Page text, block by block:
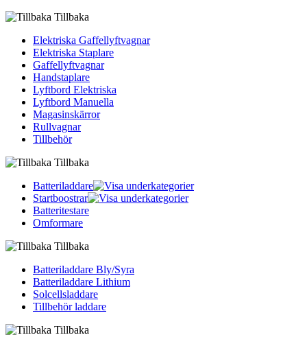
Tillbaka
Elektriska Gaffellyftvagnar
Elektriska Staplare
Gaffellyftvagnar
Handstaplare
Lyftbord Elektriska
Lyftbord Manuella
Magasinskärror
Rullvagnar
Tillbehör
Tillbaka
Batteriladdare
Startboostrar
Batteritestare
Omformare
Tillbaka
Batteriladdare Bly/Syra
Batteriladdare Lithium
Solcellsladdare
Tillbehör laddare
Tillbaka